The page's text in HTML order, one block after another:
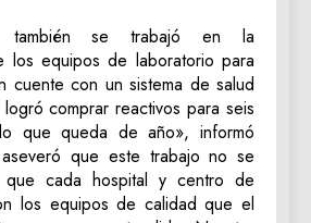
también se trabajó en la
los equipos de laboratorio para
cuente con un sistema de salud
comprar reactivos para seis
que queda de año», informó
que este trabajo no se
que cada hospital y centro de
los equipos de calidad que el